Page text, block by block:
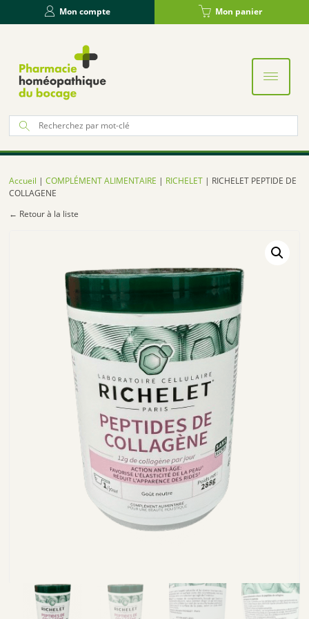
Mon compte Mon panier
:
Accueil |COMPLÉMENT ALIMENTAIRE | RICHELET | RICHELET PEPTIDE DE
COLLAGENE
← Retour à la liste
Panneau de gestion des cookies